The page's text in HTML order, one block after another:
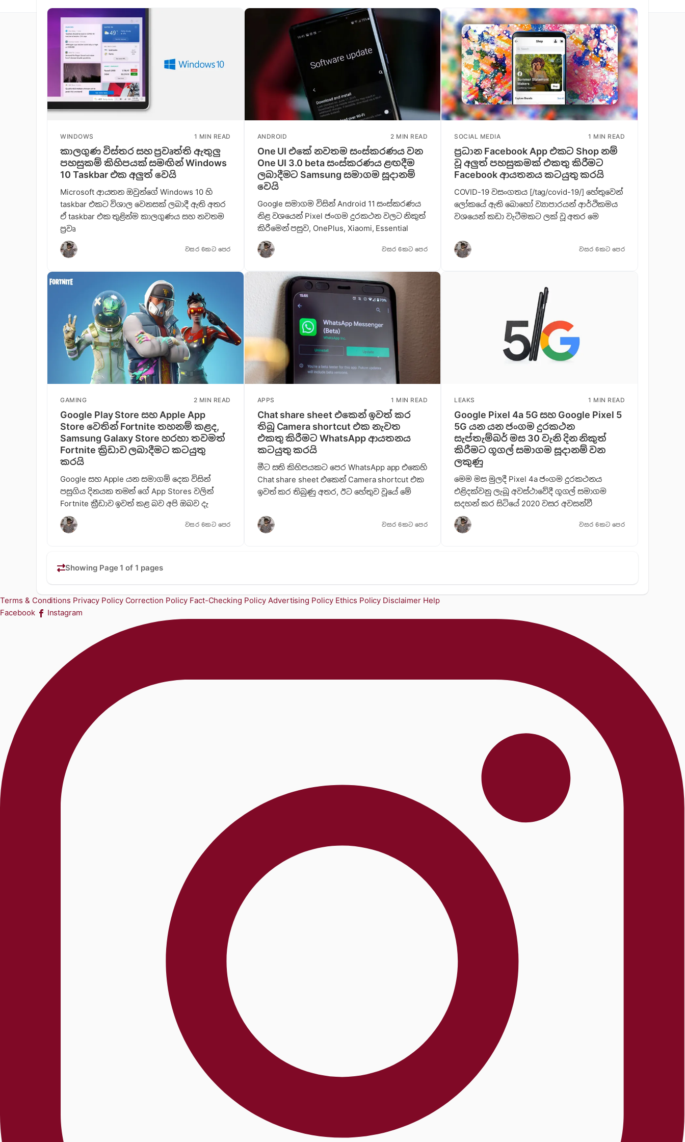
WINDOWS 1 MIN READ
කාලගුණ විස්තර සහ ප්‍රවෘත්ති ඇතුලු
පහසුකම් කිහිපයක් සමඟින් Windows
10 Taskbar එක අලුත් වෙයි
Microsoft ආයතන ඔවුන්ගේ Windows 10 හි
taskbar එකට විශාල වෙනසක් ලබාදී ඇති අතර
ඒ taskbar එක තුළින්ම කාලගුණය සහ නවතම
ප්‍රවෘ
වසර 6කට පෙර
ANDROID 2 MIN READ
One UI එකේ නවතම සංස්කරණය වන
One UI 3.0 beta සංස්කරණය ළඟදීම
ලබාදීමට Samsung සමාගම සූදානම්
වෙයි
Google සමාගම විසින් Android 11 සංස්කරණය
නිළ වශයෙන් Pixel ජංගම දුරකථන වලට නිකුත්
කිරීමෙන් පසුව, OnePlus, Xiaomi, Essential
වසර 6කට පෙර
SOCIAL MEDIA 1 MIN READ
ප්‍රධාන Facebook App එකට Shop නම්
වූ අලුත් පහසුකමක් එකතු කිරීමට
Facebook ආයතනය කටයුතු කරයි
COVID-19 වසංගතය [/tag/covid-19/] හේතුවෙන්
ලෝකයේ ඇති බොහෝ ව්‍යාපාරයන් ආර්ථිකමය
වශයෙන් කඩා වැටීමකට ලක් වූ අතර මෙ
වසර 6කට පෙර
GAMING 2 MIN READ
Google Play Store සහ Apple App
Store වෙතින් Fortnite තහනම් කළද,
Samsung Galaxy Store හරහා තවමත්
Fortnite ක්‍රිඩාව ලබාදීමට කටයුතු
කරයි
Google සහ Apple යන සමාගම් දෙක විසින්
පසුගිය දිනයක තමන් ගේ App Stores වලින්
Fortnite ක්‍රීඩාව ඉවත් කළ බව අපි ඔබව දැ
වසර 6කට පෙර
APPS 1 MIN READ
Chat share sheet එකෙන් ඉවත් කර
තිබූ Camera shortcut එක නැවත
එකතු කිරීමට WhatsApp ආයතනය
කටයුතු කරයි
මීට සති කිහිපයකට පෙර WhatsApp app එකෙහි
Chat share sheet එකෙන් Camera shortcut එක
ඉවත් කර තිබුණු අතර, ඊට හේතුව වූයේ මේ
වසර 6කට පෙර
LEAKS 1 MIN READ
Google Pixel 4a 5G සහ Google Pixel 5
5G යන යන ජංගම දුරකථන
සැප්තැම්බර් මස 30 වැනි දින නිකුත්
කිරීමට ගූගල් සමාගම සූදානම් වන
ලකුණු
මෙම ‌මස මුලදී Pixel 4a ජංගම දුරකථනය
එළිදක්වනු ලැබූ අවස්ථා‍වේදී ගූගල් සමාගම
සදහන් කර සිටියේ 2020 වසර අවසන්වී
වසර 6කට පෙර
Showing Page 1 of 1 pages
Terms & Conditions Privacy Policy Correction Policy Fact-Checking Policy Advertising Policy Ethics Policy Disclaimer Help
Facebook
Instagram